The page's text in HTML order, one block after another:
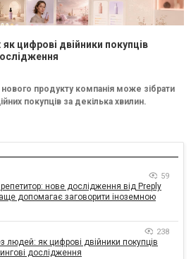
цифрові двійники покупців
продукту компанія може зібрати
покупців за декілька хвилин.
59
нове дослідження від Preply
допомагає заговорити іноземною
238
людей: як цифрові двійники покупців
дослідження